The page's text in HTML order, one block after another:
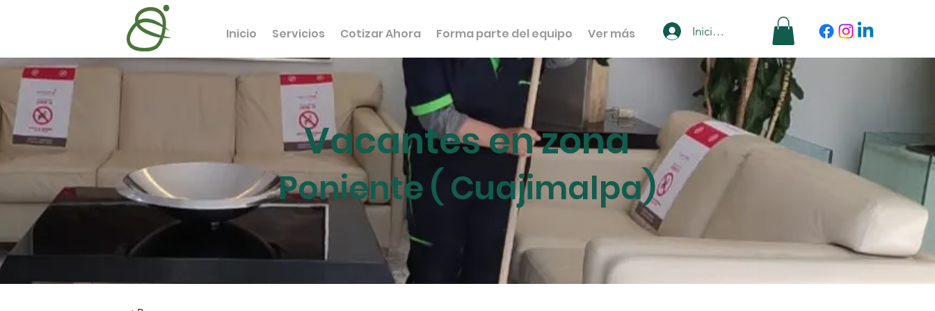
Inicio Servicios Cotizar Ahora Forma parte del equipo Ver más Iniciar sesión
Vacantes en zona
Poniente ( Cuajimalpa)